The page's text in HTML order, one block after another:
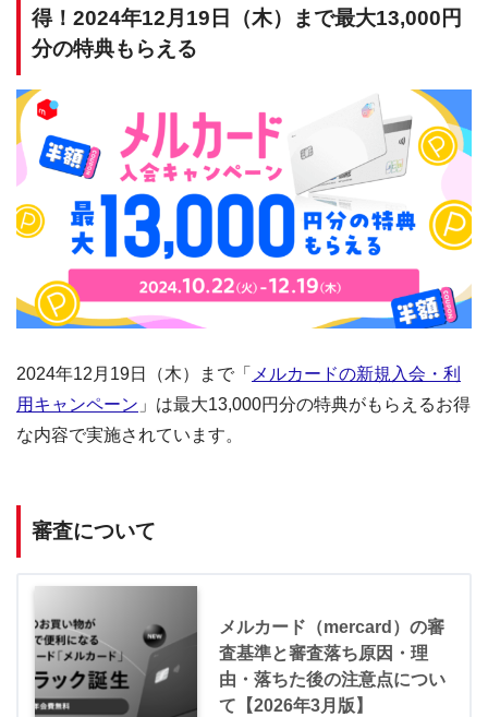
得！2024年12月19日（木）まで最大13,000円
分の特典もらえる
2024年12月19日（木）まで「 メルカードの新規入会・利
用キャンペーン 」は最大13,000円分の特典がもらえるお得
な内容で実施されています。
審査について
メルカード（mercard）の審
査基準と審査落ち原因・理
由・落ちた後の注意点につい
て【2026年3月版】